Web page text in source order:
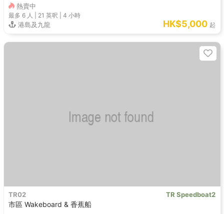
熱賣中
最多 6 人 | 21 英呎 |4 小時
港島及九龍 HK$5,000 起
TR02 TR Speedboat2
市區 Wakeboard & 香蕉船